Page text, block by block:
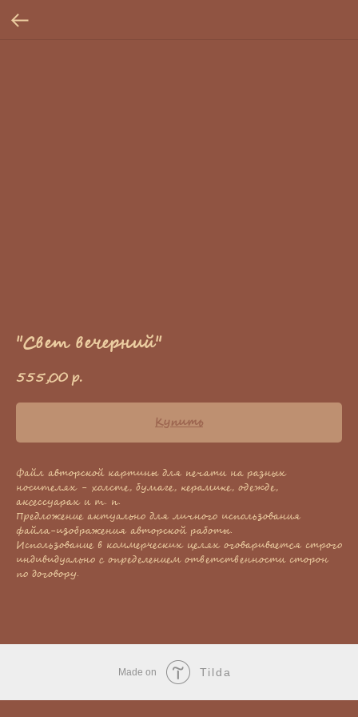
"Свет вечерний"
555,00 р.
Купить
Файл авторской картины для печати на разных
носителях - холсте, бумаге, керамике, одежде,
аксессуарах и т. п.
Предложение актуально для личного использования
файла-изображения авторской работы.
Использование в коммерческих целях оговаривается строго
индивидуально с определением ответственности сторон
по договору.
Made on Tilda